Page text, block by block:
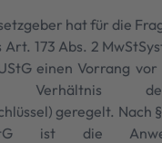
hat für die
173 Abs. 2
einen Vorrang
Verhältnis
geregelt. Nach
ist die